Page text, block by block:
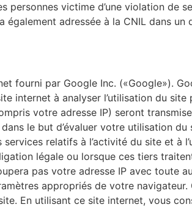
personnes victime d’une violation de
adressée à la CNIL dans un
fourni par Google Inc. («Google»).
internet à analyser l’utilisation du site
votre adresse IP) seront
le but d’évaluer votre utilisation
relatifs à l’activité du site et à
légale ou lorsque ces tiers
pas votre adresse IP avec toute
appropriés de votre
En utilisant ce site internet, vous